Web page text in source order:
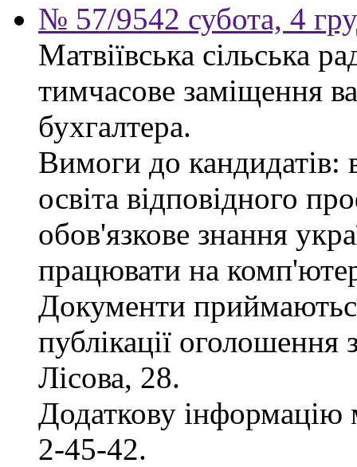
№ 57/9542 субота, 4
Матвіївська сільська
тимчасове заміщення
бухгалтера.
Вимоги до кандидатів:
освіта відповідного
обов'язкове знання
працювати на
Документи
публікації оголошення
Лісова, 28.
Додаткову
2-45-42.